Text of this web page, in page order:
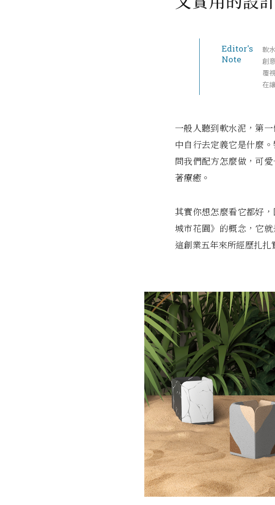
Editor's
Note
軟
創
覆
在
一般人聽到軟水泥，第
中自行去定義它是什麼
問我們配方怎麼做，可
著療癒。
其實你想怎麼看它都好
城市花園》的概念，它
這創業五年來所經歷扎扎